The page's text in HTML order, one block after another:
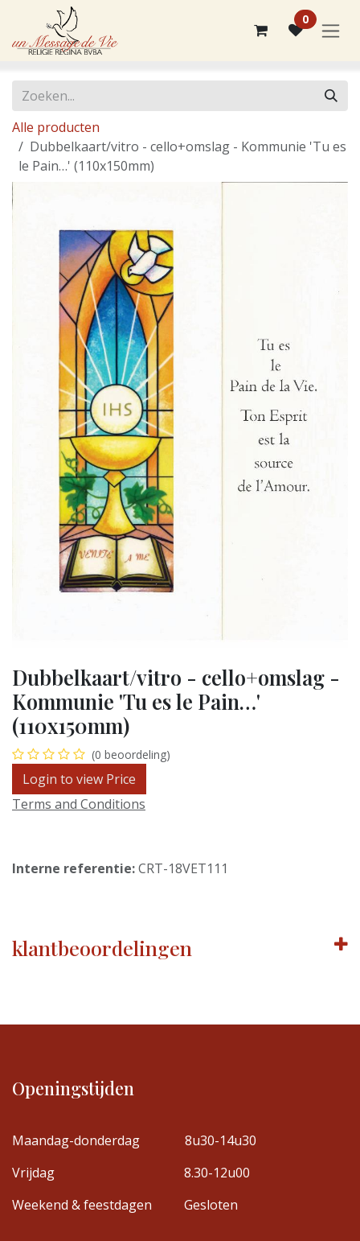
Overslaan naar inhoud
0
Alle producten
Dubbelkaart/vitro - cello+omslag - Kommunie 'Tu es
le Pain…' (110x150mm)
Dubbelkaart/vitro - cello+omslag -
Kommunie 'Tu es le Pain…'
(110x150mm)
(0 beoordeling)
Login to view Price
Terms and Conditions
Interne referentie:CRT-18VET111
klantbeoordelingen
Openingstijden
Maandag-donderdag
8u30-14u30
Vrijdag
8.30-12u00
Weekend & feestdagen
Gesloten